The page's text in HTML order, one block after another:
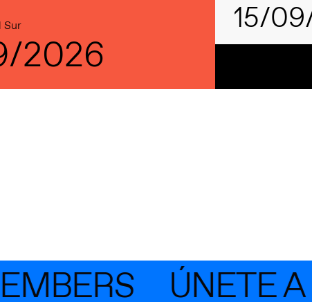
Sur
2026
15/
ÚNETE A